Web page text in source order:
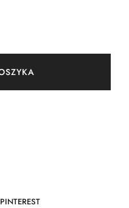
PINTEREST